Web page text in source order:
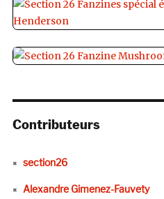
Contributeurs
section26
Alexandre Gimenez-Fauvety